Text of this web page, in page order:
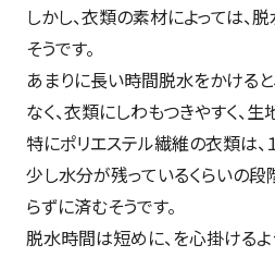
しかし、衣類の素材によっては、
そうです。
あまりに長い時間脱水をかける
なく、衣類にしわもつきやすく、
特にポリエステル繊維の衣類は、
少し水分が残っているくらいの段
らずに済むそうです。
脱水時間は短めに、を心掛けるよ